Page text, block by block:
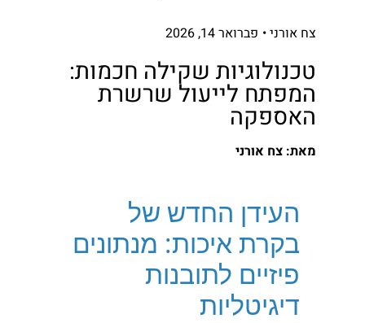
צח אורני • פברואר 14, 2026
טכנולוגיות שקילה חכמות:
המפתח לייעול שרשרת
האספקה
מאת: צח אורני
העידן החדש של
בקרת איכות: מנתונים
פיזיים לתובנות
דיגיטליות